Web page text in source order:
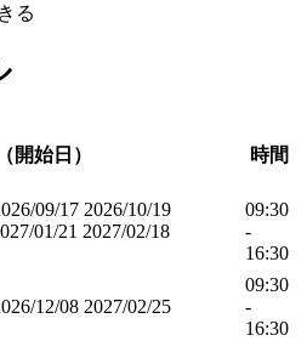
る
開始日） 時間
09/17 2026/10/19
01/21 2027/02/18
09:30
-
16:30
12/08 2027/02/25
09:30
-
16:30